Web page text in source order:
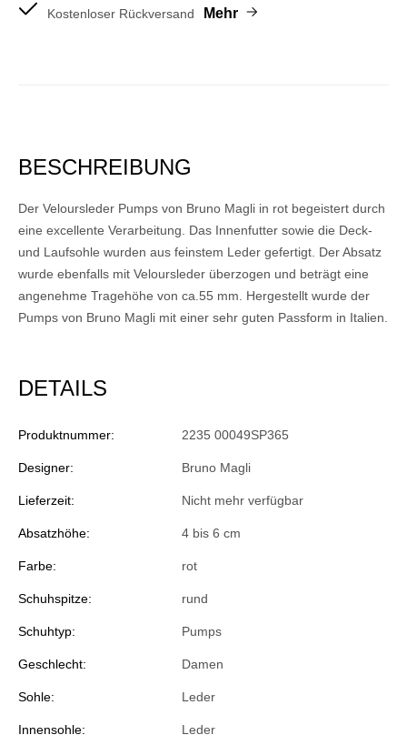
Kostenloser Rückversand Mehr
BESCHREIBUNG
Der Veloursleder Pumps von Bruno Magli in rot begeistert durch
eine excellente Verarbeitung. Das Innenfutter sowie die Deck-
und Laufsohle wurden aus feinstem Leder gefertigt. Der Absatz
wurde ebenfalls mit Veloursleder überzogen und beträgt eine
angenehme Tragehöhe von ca.55 mm. Hergestellt wurde der
Pumps von Bruno Magli mit einer sehr guten Passform in Italien.
DETAILS
Produktnummer: 2235 00049SP365
Designer: Bruno Magli
Lieferzeit: Nicht mehr verfügbar
Absatzhöhe: 4 bis 6 cm
Farbe: rot
Schuhspitze: rund
Schuhtyp: Pumps
Geschlecht: Damen
Sohle: Leder
Innensohle: Leder